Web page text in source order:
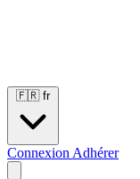
🇫🇷 fr
Connexion Adhérer